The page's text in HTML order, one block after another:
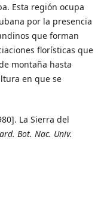
Esta región ocupa
por la presencia
que forman
florísticas que
montaña hasta
en que se
La Sierra del
Bot. Nac. Univ.